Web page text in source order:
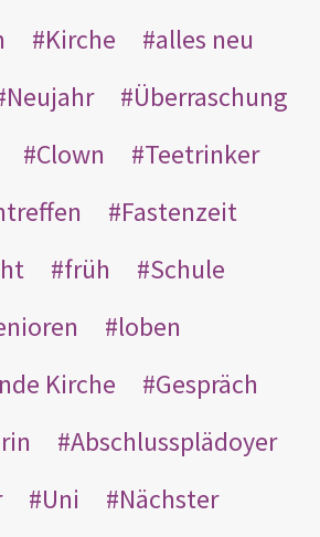
Kirche
alles neu
Neujahr
Überraschung
Clown
Teetrinker
Fastenzeit
früh
Schule
loben
Kirche
Gespräch
Abschlussplädoyer
Uni
Nächster